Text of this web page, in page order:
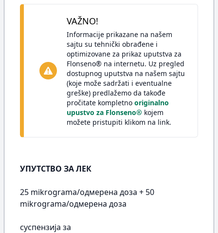
VAŽNO!
Informacije prikazane na našem
sajtu su tehnički obrađene i
optimizovane za prikaz uputstva za
Flonseno® na internetu. Uz pregled
dostupnog uputstva na našem sajtu
(koje može sadržati i eventualne
greške) predlažemo da takođe
pročitate kompletno originalno
upustvo za Flonseno® kojem
možete pristupiti klikom na link.
УПУТСТВО ЗА ЛЕК
25 mikrograma/одмерена доза + 50
mikrograma/одмерена доза
суспензија за